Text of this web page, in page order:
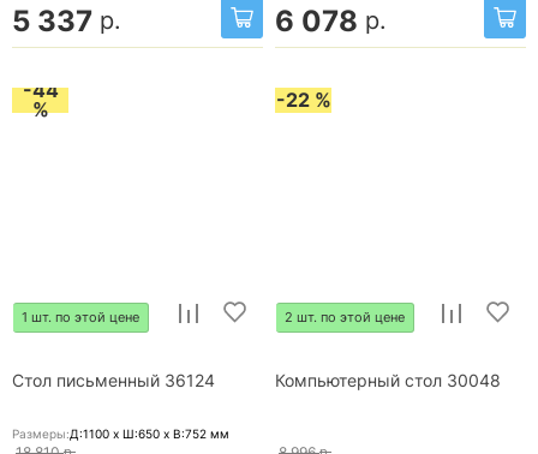
5 337 р. 6 078 р.
-44
%
1 шт. по этой цене
Стол письменный 36124
Размеры:Д:1100 x Ш:650 x В:752 мм
-22 %
2 шт. по этой цене
Компьютерный стол 30048